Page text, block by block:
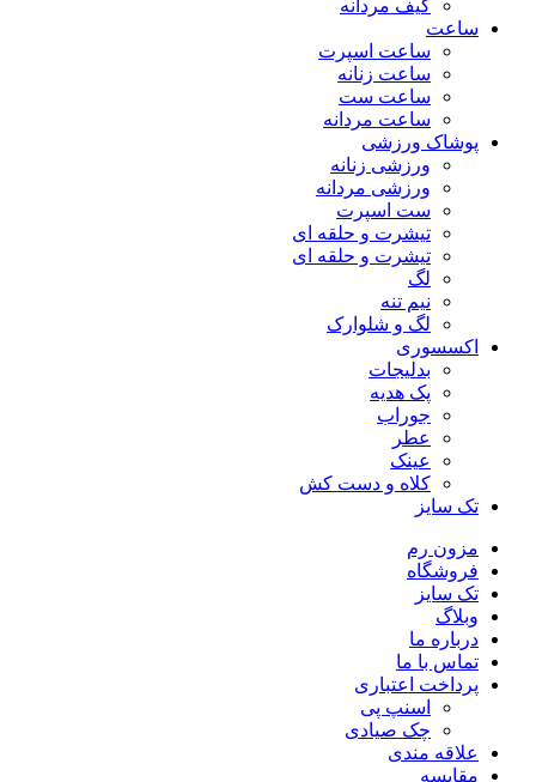
کیف مردانه
ساعت
ساعت اسپرت
ساعت زنانه
ساعت ست
ساعت مردانه
پوشاک ورزشی
ورزشی زنانه
ورزشی مردانه
ست اسپرت
تیشرت و حلقه ای
تیشرت و حلقه ای
لگ
نیم تنه
لگ و شلوارک
اکسسوری
بدلیجات
پک هدیه
جوراب
عطر
عینک
کلاه و دست کش
تک سایز
مزون رم
فروشگاه
تک سایز
وبلاگ
درباره ما
تماس با ما
پرداخت اعتباری
اسنپ پی
چک صیادی
علاقه مندی
مقايسه